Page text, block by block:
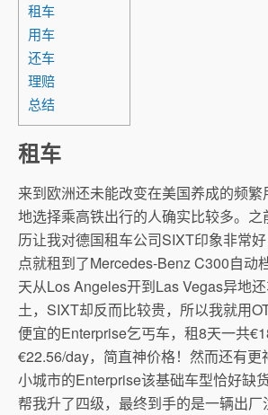
租车
用车
还车
理赔
总结
租车
来到欧洲还未能改变在美国养成的频繁
地选择乘高铁出行的人确实比较多。
历让我对德国租车公司SIXT印象非常
点就租到了Mercedes-Benz C300自动
天从Los Angeles开到Las Vegas异地
土，SIXT却反而比较贵，所以我就用
便宜的Enterprise乞丐车，租8天一共
€22.56/day，简直神价格！然而还有更
小城市的Enterprise该基础车型恰好缺
帮我升了四级，最终到手的是一辆出